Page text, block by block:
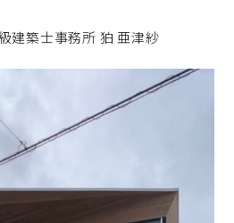
建築士事務所 狛 亜津紗